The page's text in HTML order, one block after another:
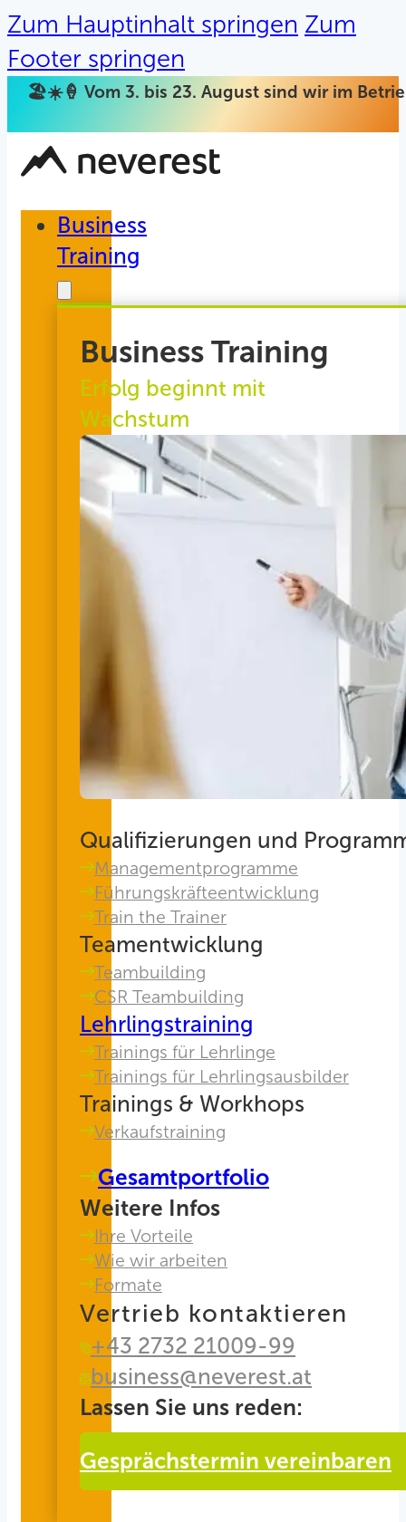
Zum Hauptinhalt springen Zum
Footer springen
🏖️☀️🍦 Vom 3. bis 23. August sind wir im
Business
Training
Business Training
Erfolg beginnt mit
Wachstum
Qualifizierungen und
Managementprogramme
Führungskräfteentwicklung
Train the Trainer
Teamentwicklung
Teambuilding
CSR Teambuilding
Lehrlingstraining
Trainings für Lehrlinge
Trainings für Lehrlingsausbilder
Trainings & Workhops
Verkaufstraining
Gesamtportfolio
Weitere Infos
Ihre Vorteile
Wie wir arbeiten
Formate
Vertrieb kontaktieren
+43 2732 21009-99
business@neverest.at
Lassen Sie uns reden:
Gesprächstermin vereinbaren